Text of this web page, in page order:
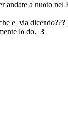
andare a nuoto
e via
lo do. 3